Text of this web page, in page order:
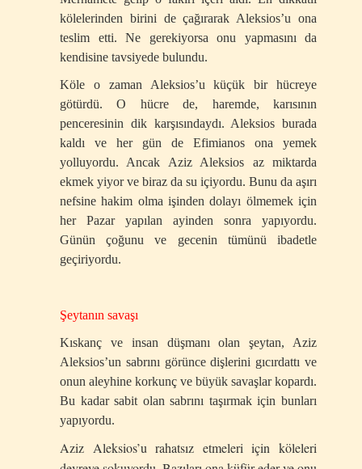
kölelerinden birini de çağırarak Aleksios’u ona
teslim etti. Ne gerekiyorsa onu yapmasını da
kendisine tavsiyede bulundu.
Köle o zaman Aleksios’u küçük bir hücreye
götürdü. O hücre de, haremde, karısının
penceresinin dik karşısındaydı. Aleksios burada
kaldı ve her gün de Efimianos ona yemek
yolluyordu. Ancak Aziz Aleksios az miktarda
ekmek yiyor ve biraz da su içiyordu. Bunu da aşırı
nefsine hakim olma işinden dolayı ölmemek için
her Pazar yapılan ayinden sonra yapıyordu.
Günün çoğunu ve gecenin tümünü ibadetle
geçiriyordu.
Şeytanın savaşı
Kıskanç ve insan düşmanı olan şeytan, Aziz
Aleksios’un sabrını görünce dişlerini gıcırdattı ve
onun aleyhine korkunç ve büyük savaşlar kopardı.
Bu kadar sabit olan sabrını taşırmak için bunları
yapıyordu.
Aziz Aleksios’u rahatsız etmeleri için köleleri